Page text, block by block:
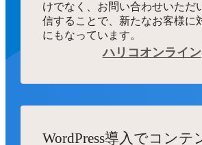
けでなく、お問い合わせいただ
信することで、新たなお客様に
にもなっています。
ハリコオンライン
WordPress導入でコンテ